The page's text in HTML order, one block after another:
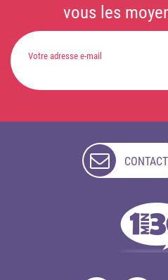
vous les
CONTACT